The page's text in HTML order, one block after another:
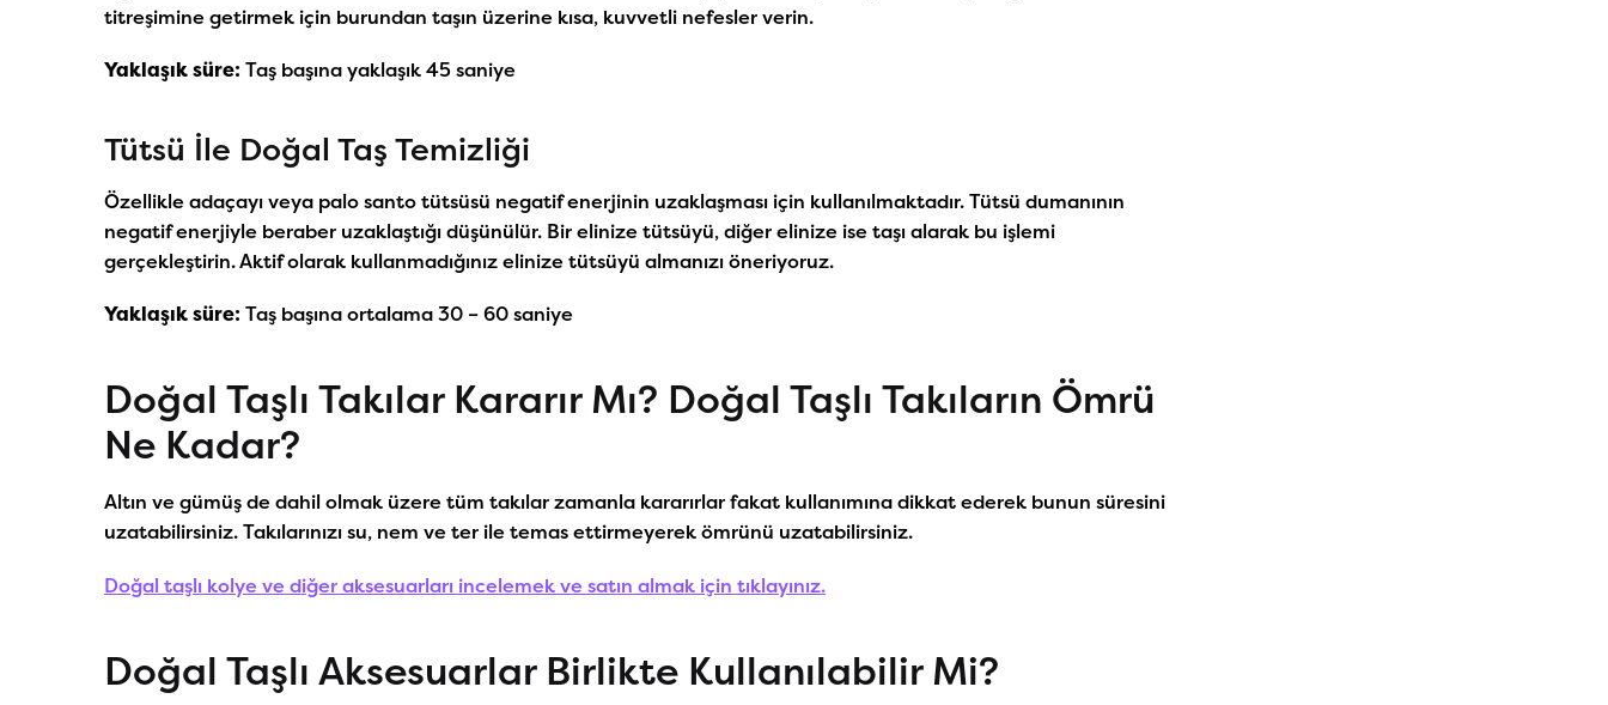
titreşimine getirmek için burundan taşın üzerine kısa, kuvvetli nefesler verin.
Yaklaşık süre: Taş başına yaklaşık 45 saniye
Tütsü İle Doğal Taş Temizliği
Özellikle adaçayı veya palo santo tütsüsü negatif enerjinin uzaklaşması için kullanılmaktadır. Tütsü dumanının
negatif enerjiyle beraber uzaklaştığı düşünülür. Bir elinize tütsüyü, diğer elinize ise taşı alarak bu işlemi
gerçekleştirin. Aktif olarak kullanmadığınız elinize tütsüyü almanızı öneriyoruz.
Yaklaşık süre: Taş başına ortalama 30 – 60 saniye
Doğal Taşlı Takılar Kararır Mı? Doğal Taşlı Takıların Ömrü
Ne Kadar?
Altın ve gümüş de dahil olmak üzere tüm takılar zamanla kararırlar fakat kullanımına dikkat ederek bunun süresini
uzatabilirsiniz. Takılarınızı su, nem ve ter ile temas ettirmeyerek ömrünü uzatabilirsiniz.
Doğal taşlı kolye ve diğer aksesuarları incelemek ve satın almak için tıklayınız.
Doğal Taşlı Aksesuarlar Birlikte Kullanılabilir Mi?